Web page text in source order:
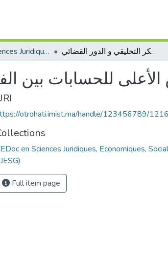
CEDoc en Sciences Juridiques, Economiques, Sociales et de Gestion (CED - SJESG) المجلس الأعلى للحسابات بين الفكر التخليقي و الدور القضائي
للحسابات بين
otrohati.imist.ma/handle/123456789/
en Sciences Juridiques, Economiques,
Full item page